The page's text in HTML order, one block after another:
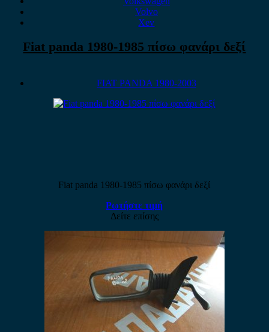
Volvo
Xev
Fiat panda 1980-1985 πίσω φανάρι δεξί
FIAT PANDA 1980-2003
Fiat panda 1980-1985 πίσω φανάρι δεξί
Ρωτήστε τιμή
Δείτε επίσης